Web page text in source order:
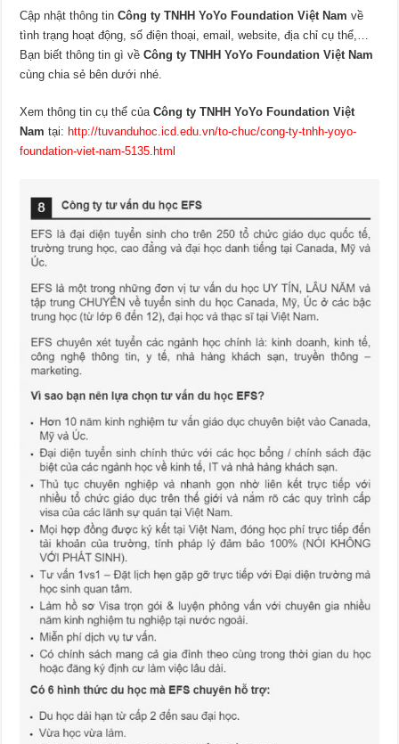
Cập nhật thông tinCông ty TNHH YoYo Foundation Việt Nam về
tình trạng hoạt động, số điện thoại, email, website, địa chỉ cụ thể,…
Bạn biết thông tin gì vềCông ty TNHH YoYo Foundation Việt Nam
cùng chia sẻ bên dưới nhé.
Xem thông tin cụ thể củaCông ty TNHH YoYo Foundation Việt
Nam tại: http://tuvanduhoc.icd.edu.vn/to-chuc/cong-ty-tnhh-yoyo-
foundation-viet-nam-5135.html